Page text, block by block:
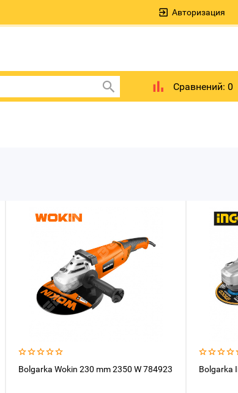
Авторизация
Сравнений: 0
Bolgarka Wokin 230 mm 2350 W 784923 Bolgarka